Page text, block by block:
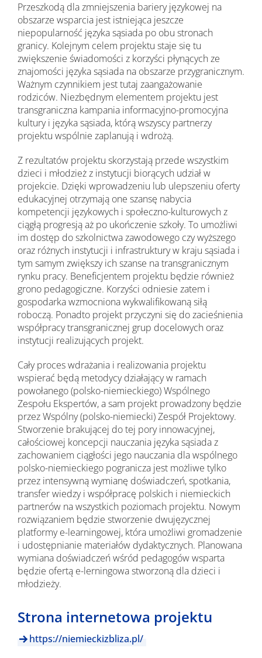
Przeszkodą dla zmniejszenia bariery językowej na
obszarze wsparcia jest istniejąca jeszcze
niepopularność języka sąsiada po obu stronach
granicy. Kolejnym celem projektu staje się tu
zwiększenie świadomości z korzyści płynących ze
znajomości języka sąsiada na obszarze przygranicznym.
Ważnym czynnikiem jest tutaj zaangażowanie
rodziców. Niezbędnym elementem projektu jest
transgraniczna kampania informacyjno-promocyjna
kultury i języka sąsiada, którą wszyscy partnerzy
projektu wspólnie zaplanują i wdrożą.
Z rezultatów projektu skorzystają przede wszystkim
dzieci i młodzież z instytucji biorących udział w
projekcie. Dzięki wprowadzeniu lub ulepszeniu oferty
edukacyjnej otrzymają one szansę nabycia
kompetencji językowych i społeczno-kulturowych z
ciągłą progresją aż po ukończenie szkoły. To umożliwi
im dostęp do szkolnictwa zawodowego czy wyższego
oraz różnych instytucji i infrastruktury w kraju sąsiada i
tym samym zwiększy ich szanse na transgranicznym
rynku pracy. Beneficjentem projektu będzie również
grono pedagogiczne. Korzyści odniesie zatem i
gospodarka wzmocniona wykwalifikowaną siłą
roboczą. Ponadto projekt przyczyni się do zacieśnienia
współpracy transgranicznej grup docelowych oraz
instytucji realizujących projekt.
Cały proces wdrażania i realizowania projektu
wspierać będą metodycy działający w ramach
powołanego (polsko-niemieckiego) Wspólnego
Zespołu Ekspertów, a sam projekt prowadzony będzie
przez Wspólny (polsko-niemiecki) Zespół Projektowy.
Stworzenie brakującej do tej pory innowacyjnej,
całościowej koncepcji nauczania języka sąsiada z
zachowaniem ciągłości jego nauczania dla wspólnego
polsko-niemieckiego pogranicza jest możliwe tylko
przez intensywną wymianę doświadczeń, spotkania,
transfer wiedzy i współpracę polskich i niemieckich
partnerów na wszystkich poziomach projektu. Nowym
rozwiązaniem będzie stworzenie dwujęzycznej
platformy e-learningowej, która umożliwi gromadzenie
i udostępnianie materiałów dydaktycznych. Planowana
wymiana doświadczeń wśród pedagogów wsparta
będzie ofertą e-lerningowa stworzoną dla dzieci i
młodzieży.
Strona internetowa projektu
https://niemieckizbliza.pl/